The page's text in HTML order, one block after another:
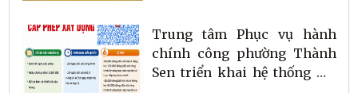
hiện các Chương trình mục
tiêu quốc gia giai đoạn 2026
– 2030
Trung tâm Phục vụ hành
chính công phường Thành
Sen triển khai hệ thống mã